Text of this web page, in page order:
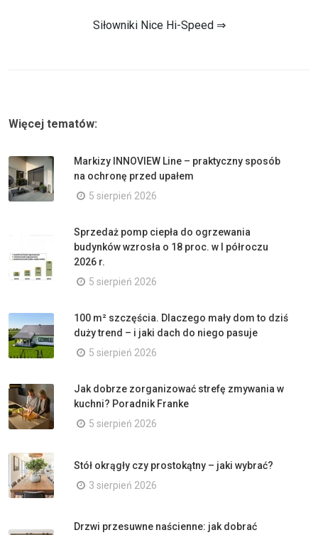
Siłowniki Nice Hi-Speed ⇒
Więcej tematów:
Markizy INNOVIEW Line – praktyczny sposób
na ochronę przed upałem
5 sierpień 2026
Sprzedaż pomp ciepła do ogrzewania
budynków wzrosła o 18 proc. w I półroczu
2026 r.
5 sierpień 2026
100 m² szczęścia. Dlaczego mały dom to dziś
duży trend – i jaki dach do niego pasuje
5 sierpień 2026
Jak dobrze zorganizować strefę zmywania w
kuchni? Poradnik Franke
5 sierpień 2026
Stół okrągły czy prostokątny – jaki wybrać?
3 sierpień 2026
Drzwi przesuwne naścienne: jak dobrać